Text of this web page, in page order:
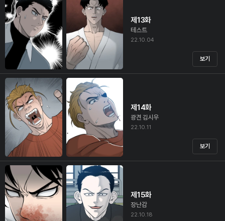
제13화
테스트
22.10.04
보기
제14화
광견 김시우
22.10.11
보기
제15화
장난감
22.10.18